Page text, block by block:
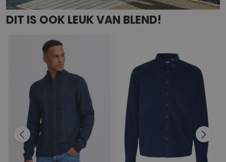
DIT IS OOK LEUK VAN BLEND!